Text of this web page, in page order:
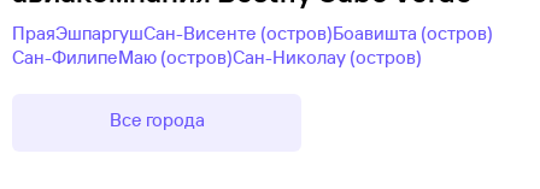
ПраяЭшпаргушСан-Висенте (остров)Боавишта (остров)
Сан-ФилипеМаю (остров)Сан-Николау (остров)
Все города